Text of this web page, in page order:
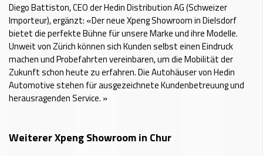
Diego Battiston, CEO der Hedin Distribution AG (Schweizer
Importeur), ergänzt: «Der neue Xpeng Showroom in Dielsdorf
bietet die perfekte Bühne für unsere Marke und ihre Modelle.
Unweit von Zürich können sich Kunden selbst einen Eindruck
machen und Probefahrten vereinbaren, um die Mobilität der
Zukunft schon heute zu erfahren. Die Autohäuser von Hedin
Automotive stehen für ausgezeichnete Kundenbetreuung und
herausragenden Service. »
Weiterer Xpeng Showroom in Chur